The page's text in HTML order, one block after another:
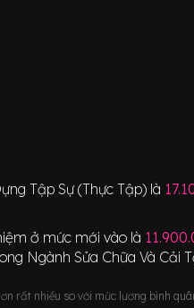
Tập Sự (Thực Tập) là
ở mức mới vào là
Ngành Sửa Chữa Và Cải
rất nhiều so với mức lương bình